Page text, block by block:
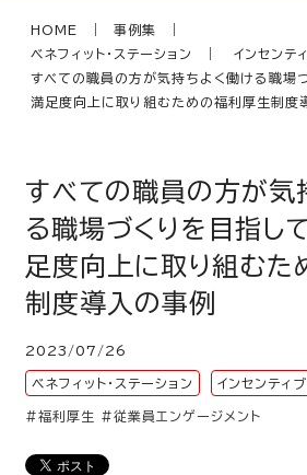
HOME
事例集
ベネフィット・ステーション
インセンテ
すべての職員の方が気持ちよく働ける職場
満足度向上に取り組むための福利厚生制度
すべての職員の方が気
る職場づくりを目指し
足度向上に取り組むた
制度導入の事例
2023/07/26
ベネフィット・ステーション インセンティブ
#福利厚生 #従業員エンゲージメント